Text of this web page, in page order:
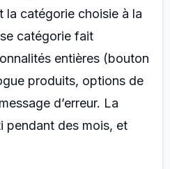
la catégorie choisie à la
catégorie fait
entières (bouton
produits, options de
d’erreur. La
pendant des mois, et